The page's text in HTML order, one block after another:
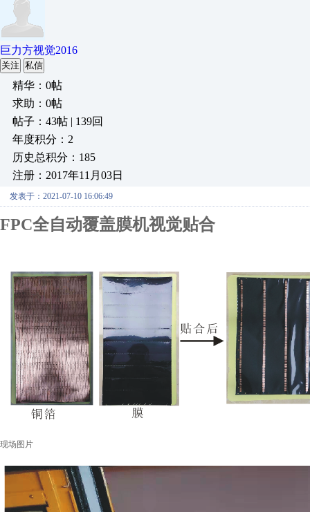
巨力方视觉2016
关注 私信
精华：0帖
求助：0帖
帖子：43帖 | 139回
年度积分：2
历史总积分：185
注册：2017年11月03日
发表于：2021-07-10 16:06:49
FPC全自动覆盖膜机视觉贴合
现场图片